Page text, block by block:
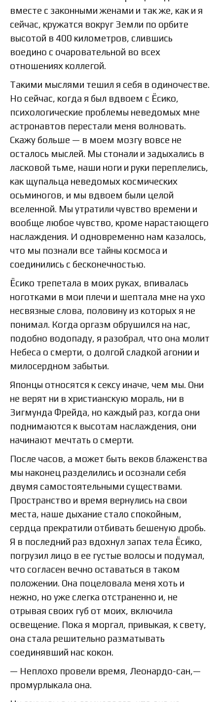
вместе с законными женами и так же, как и я
сейчас, кружатся вокруг Земли по орбите
высотой в 400 километров, слившись
воедино с очаровательной во всех
отношениях коллегой.
Такими мыслями тешил я себя в одиночестве.
Но сейчас, когда я был вдвоем с Ёсико,
психологические проблемы неведомых мне
астронавтов перестали меня волновать.
Скажу больше — в моем мозгу вовсе не
осталось мыслей. Мы стонали и задыхались в
ласковой тьме, наши ноги и руки переплелись,
как щупальца неведомых космических
осьминогов, и мы вдвоем были целой
вселенной. Мы утратили чувство времени и
вообще любое чувство, кроме нарастающего
наслаждения. И одновременно нам казалось,
что мы познали все тайны космоса и
соединились с бесконечностью.
Ёсико трепетала в моих руках, впивалась
ноготками в мои плечи и шептала мне на ухо
несвязные слова, половину из которых я не
понимал. Когда оргазм обрушился на нас,
подобно водопаду, я разобрал, что она молит
Небеса о смерти, о долгой сладкой агонии и
милосердном забытьи.
Японцы относятся к сексу иначе, чем мы. Они
не верят ни в христианскую мораль, ни в
Зигмунда Фрейда, но каждый раз, когда они
поднимаются к высотам наслаждения, они
начинают мечтать о смерти.
После часов, а может быть веков блаженства
мы наконец разделились и осознали себя
двумя самостоятельными существами.
Пространство и время вернулись на свои
места, наше дыхание стало спокойным,
сердца прекратили отбивать бешеную дробь.
Я в последний раз вдохнул запах тела Ёсико,
погрузил лицо в ее густые волосы и подумал,
что согласен вечно оставаться в таком
положении. Она поцеловала меня хоть и
нежно, но уже слегка отстраненно и, не
отрывая своих губ от моих, включила
освещение. Пока я моргал, привыкая, к свету,
она стала решительно разматывать
соединявший нас кокон.
— Неплохо провели время, Леонардо-сан,—
промурлыкала она.